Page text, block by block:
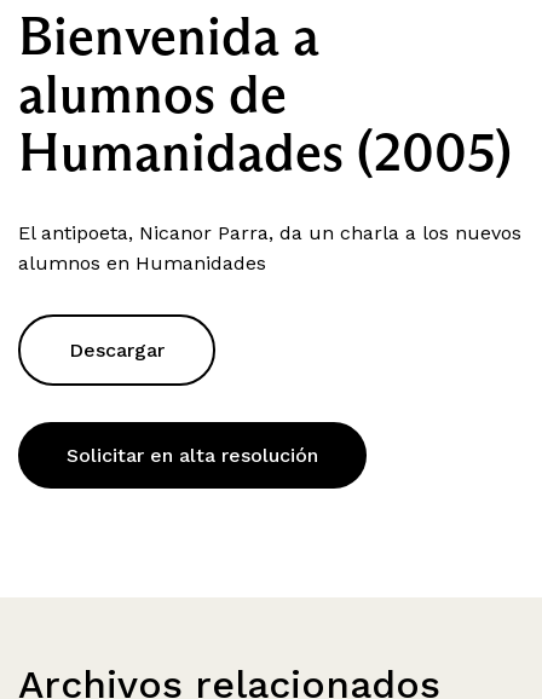
Bienvenida a
alumnos de
Humanidades (2005)
El antipoeta, Nicanor Parra, da un charla a los nuevos
alumnos en Humanidades
Descargar
Solicitar en alta resolución
Archivos relacionados